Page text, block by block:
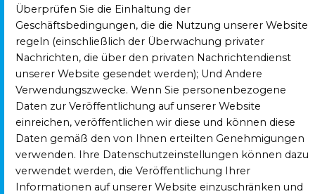
Überprüfen Sie die Einhaltung der
Geschäftsbedingungen, die die Nutzung unserer Website
regeln (einschließlich der Überwachung privater
Nachrichten, die über den privaten Nachrichtendienst
unserer Website gesendet werden); Und Andere
Verwendungszwecke. Wenn Sie personenbezogene
Daten zur Veröffentlichung auf unserer Website
einreichen, veröffentlichen wir diese und können diese
Daten gemäß den von Ihnen erteilten Genehmigungen
verwenden. Ihre Datenschutzeinstellungen können dazu
verwendet werden, die Veröffentlichung Ihrer
Informationen auf unserer Website einzuschränken und